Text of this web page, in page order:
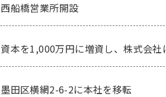
西船橋営業所開設
資本を1,000万円に増資し、株式会社
墨田区横網2-6-2に本社を移転